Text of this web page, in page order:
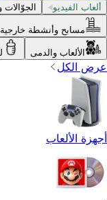
ألعاب الفيديو الجوّالات
مسابح وأنشطة خارجية
الألعاب والدمى
عرض الكل
أجهزة الألعاب